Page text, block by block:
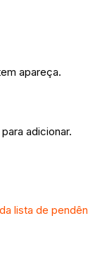
apareça.
adicionar.
lista de